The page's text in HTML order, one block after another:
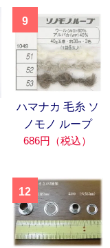
9
ハマナカ 毛糸 ソ
ノモノ ループ
686円（税込）
12